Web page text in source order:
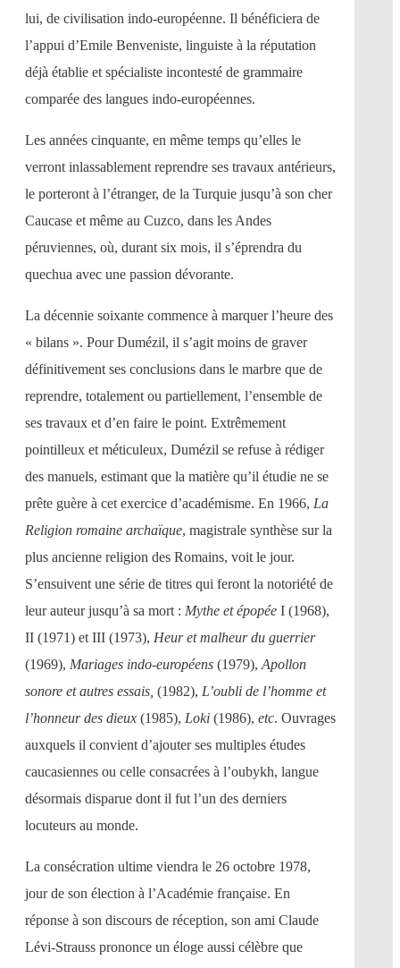
lui, de civilisation indo-européenne. Il bénéficiera de
l’appui d’Emile Benveniste, linguiste à la réputation
déjà établie et spécialiste incontesté de grammaire
comparée des langues indo-européennes.
Les années cinquante, en même temps qu’elles le
verront inlassablement reprendre ses travaux antérieurs,
le porteront à l’étranger, de la Turquie jusqu’à son cher
Caucase et même au Cuzco, dans les Andes
péruviennes, où, durant six mois, il s’éprendra du
quechua avec une passion dévorante.
La décennie soixante commence à marquer l’heure des
« bilans ». Pour Dumézil, il s’agit moins de graver
définitivement ses conclusions dans le marbre que de
reprendre, totalement ou partiellement, l’ensemble de
ses travaux et d’en faire le point. Extrêmement
pointilleux et méticuleux, Dumézil se refuse à rédiger
des manuels, estimant que la matière qu’il étudie ne se
prête guère à cet exercice d’académisme. En 1966, La
Religion romaine archaïque, magistrale synthèse sur la
plus ancienne religion des Romains, voit le jour.
S’ensuivent une série de titres qui feront la notoriété de
leur auteur jusqu’à sa mort : Mythe et épopée I (1968),
II (1971) et III (1973), Heur et malheur du guerrier
(1969), Mariages indo-européens (1979), Apollon
sonore et autres essais, (1982), L’oubli de l’homme et
l’honneur des dieux (1985), Loki (1986), etc. Ouvrages
auxquels il convient d’ajouter ses multiples études
caucasiennes ou celle consacrées à l’oubykh, langue
désormais disparue dont il fut l’un des derniers
locuteurs au monde.
La consécration ultime viendra le 26 octobre 1978,
jour de son élection à l’Académie française. En
réponse à son discours de réception, son ami Claude
Lévi-Strauss prononce un éloge aussi célèbre que